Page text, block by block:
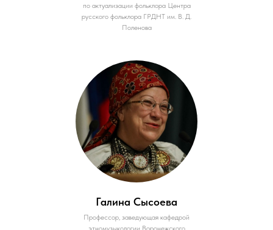
по актуализации фольклора Центра
русского фольклора ГРДНТ им. В. Д.
Поленова
Галина Сысоева
Профессор, заведующая кафедрой
этномузыкологии Воронежского